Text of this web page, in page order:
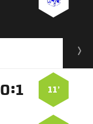
11’
: